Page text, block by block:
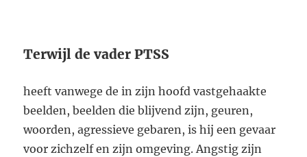
Terwijl de vader PTSS
heeft vanwege de in zijn hoofd vastgehaakte
beelden, beelden die blijvend zijn, geuren,
woorden, agressieve gebaren, is hij een gevaar
voor zichzelf en zijn omgeving. Angstig zijn